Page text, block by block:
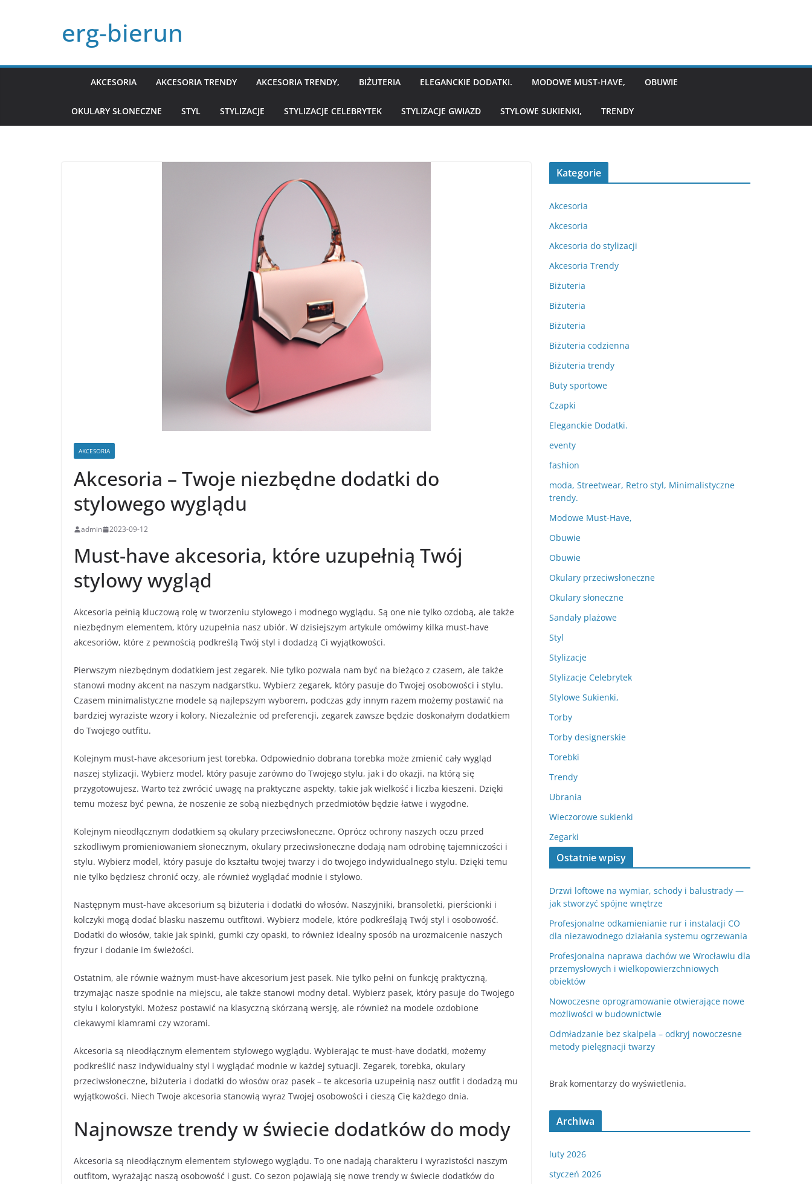
erg-bierun
AKCESORIA AKCESORIA TRENDY AKCESORIA TRENDY, BIŻUTERIA ELEGANCKIE DODATKI. MODOWE MUST-HAVE, OBUWIE
OKULARY SŁONECZNE STYL STYLIZACJE STYLIZACJE CELEBRYTEK STYLIZACJE GWIAZD STYLOWE SUKIENKI, TRENDY
AKCESORIA
Akcesoria – Twoje niezbędne dodatki do
stylowego wyglądu
admin 2023-09-12
Must-have akcesoria, które uzupełnią Twój
stylowy wygląd
Akcesoria pełnią kluczową rolę w tworzeniu stylowego i modnego wyglądu. Są one nie tylko ozdobą, ale także
niezbędnym elementem, który uzupełnia nasz ubiór. W dzisiejszym artykule omówimy kilka must-have
akcesoriów, które z pewnością podkreślą Twój styl i dodadzą Ci wyjątkowości.
Pierwszym niezbędnym dodatkiem jest zegarek. Nie tylko pozwala nam być na bieżąco z czasem, ale także
stanowi modny akcent na naszym nadgarstku. Wybierz zegarek, który pasuje do Twojej osobowości i stylu.
Czasem minimalistyczne modele są najlepszym wyborem, podczas gdy innym razem możemy postawić na
bardziej wyraziste wzory i kolory. Niezależnie od preferencji, zegarek zawsze będzie doskonałym dodatkiem
do Twojego outfitu.
Kolejnym must-have akcesorium jest torebka. Odpowiednio dobrana torebka może zmienić cały wygląd
naszej stylizacji. Wybierz model, który pasuje zarówno do Twojego stylu, jak i do okazji, na którą się
przygotowujesz. Warto też zwrócić uwagę na praktyczne aspekty, takie jak wielkość i liczba kieszeni. Dzięki
temu możesz być pewna, że noszenie ze sobą niezbędnych przedmiotów będzie łatwe i wygodne.
Kolejnym nieodłącznym dodatkiem są okulary przeciwsłoneczne. Oprócz ochrony naszych oczu przed
szkodliwym promieniowaniem słonecznym, okulary przeciwsłoneczne dodają nam odrobinę tajemniczości i
stylu. Wybierz model, który pasuje do kształtu twojej twarzy i do twojego indywidualnego stylu. Dzięki temu
nie tylko będziesz chronić oczy, ale również wyglądać modnie i stylowo.
Następnym must-have akcesorium są biżuteria i dodatki do włosów. Naszyjniki, bransoletki, pierścionki i
kolczyki mogą dodać blasku naszemu outfitowi. Wybierz modele, które podkreślają Twój styl i osobowość.
Dodatki do włosów, takie jak spinki, gumki czy opaski, to również idealny sposób na urozmaicenie naszych
fryzur i dodanie im świeżości.
Ostatnim, ale równie ważnym must-have akcesorium jest pasek. Nie tylko pełni on funkcję praktyczną,
trzymając nasze spodnie na miejscu, ale także stanowi modny detal. Wybierz pasek, który pasuje do Twojego
stylu i kolorystyki. Możesz postawić na klasyczną skórzaną wersję, ale również na modele ozdobione
ciekawymi klamrami czy wzorami.
Akcesoria są nieodłącznym elementem stylowego wyglądu. Wybierając te must-have dodatki, możemy
podkreślić nasz indywidualny styl i wyglądać modnie w każdej sytuacji. Zegarek, torebka, okulary
przeciwsłoneczne, biżuteria i dodatki do włosów oraz pasek – te akcesoria uzupełnią nasz outfit i dodadzą mu
wyjątkowości. Niech Twoje akcesoria stanowią wyraz Twojej osobowości i cieszą Cię każdego dnia.
Najnowsze trendy w świecie dodatków do mody
Akcesoria są nieodłącznym elementem stylowego wyglądu. To one nadają charakteru i wyrazistości naszym
outfitom, wyrażając naszą osobowość i gust. Co sezon pojawiają się nowe trendy w świecie dodatków do
Kategorie
Akcesoria
Akcesoria
Akcesoria do stylizacji
Akcesoria Trendy
Biżuteria
Biżuteria
Biżuteria
Biżuteria codzienna
Biżuteria trendy
Buty sportowe
Czapki
Eleganckie Dodatki.
eventy
fashion
moda, Streetwear, Retro styl, Minimalistyczne
trendy.
Modowe Must-Have,
Obuwie
Obuwie
Okulary przeciwsłoneczne
Okulary słoneczne
Sandały plażowe
Styl
Stylizacje
Stylizacje Celebrytek
Stylowe Sukienki,
Torby
Torby designerskie
Torebki
Trendy
Ubrania
Wieczorowe sukienki
Zegarki
Ostatnie wpisy
Drzwi loftowe na wymiar, schody i balustrady —
jak stworzyć spójne wnętrze
Profesjonalne odkamienianie rur i instalacji CO
dla niezawodnego działania systemu ogrzewania
Profesjonalna naprawa dachów we Wrocławiu dla
przemysłowych i wielkopowierzchniowych
obiektów
Nowoczesne oprogramowanie otwierające nowe
możliwości w budownictwie
Odmładzanie bez skalpela – odkryj nowoczesne
metody pielęgnacji twarzy
Brak komentarzy do wyświetlenia.
Archiwa
luty 2026
styczeń 2026